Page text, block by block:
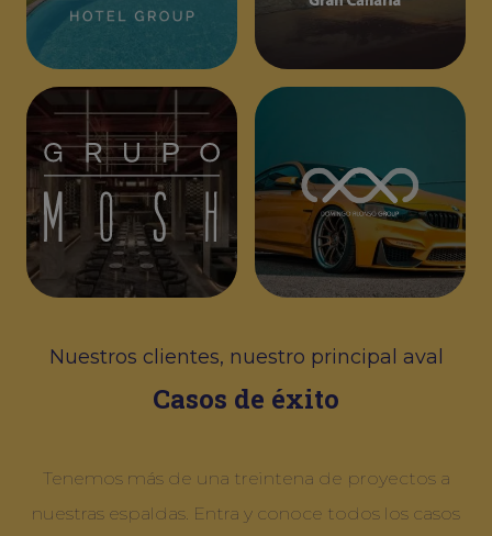
Nuestros clientes, nuestro principal aval
Casos de éxito
Tenemos más de una treintena de proyectos a
nuestras espaldas. Entra y conoce todos los casos